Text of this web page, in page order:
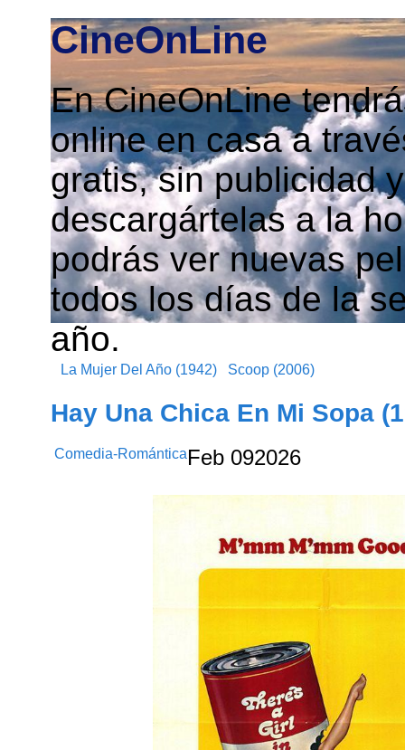
CineOnLine
En CineOnLine
online en casa a
gratis, sin publicidad
descargártelas a la
podrás ver nuevas
todos los días de la
año.
La Mujer Del Año (1942) Scoop (2006)
Hay Una Chica En Mi Sopa
Comedia-RománticaFeb 092026